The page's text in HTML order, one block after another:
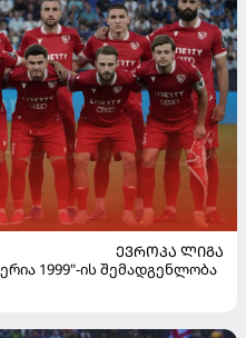
ᲔᲕᲠᲝᲞᲐ ᲚᲘᲒᲐ
1999"-ის შემადგენლობა